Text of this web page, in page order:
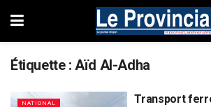
Étiquette :Aïd Al-Adha
NATIONAL
Transport